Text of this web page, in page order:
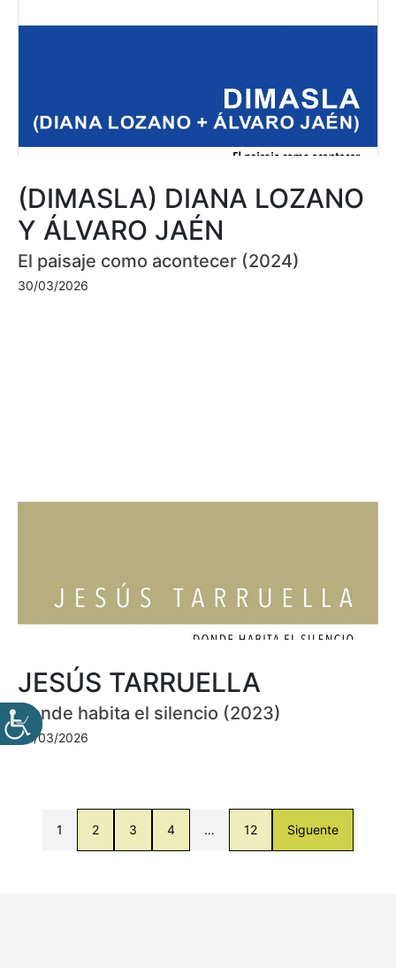
(DIMASLA) DIANA LOZANO
Y ÁLVARO JAÉN
El paisaje como acontecer (2024)
30/03/2026
JESÚS TARRUELLA
Donde habita el silencio (2023)
30/03/2026
1 2 3 4 … 12 Siguente